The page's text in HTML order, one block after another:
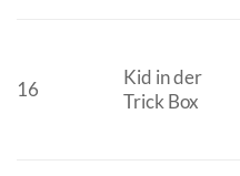
16
Kid in der
Trick Box